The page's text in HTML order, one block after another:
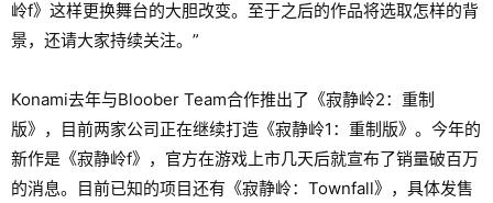
岭f》这样更换舞台的大胆改变。至于之后的作品将选取怎样的背
景，还请大家持续关注。”
Konami去年与Bloober Team合作推出了《寂静岭2：重制
版》，目前两家公司正在继续打造《寂静岭1：重制版》。今年的
新作是《寂静岭f》，官方在游戏上市几天后就宣布了销量破百万
的消息。目前已知的项目还有《寂静岭：Townfall》，具体发售